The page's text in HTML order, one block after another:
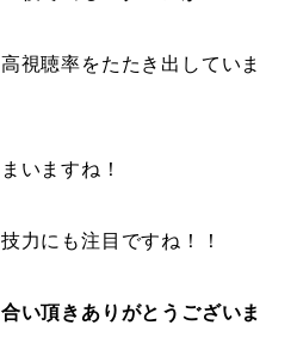
視聴率をたたき出していま
いますね！
力にも注目ですね！！
い頂きありがとうございま